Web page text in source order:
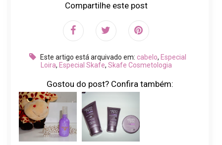
Compartilhe este post
Este artigo está arquivado em: cabelo, Especial
Loira, Especial Skafe, Skafe Cosmetologia
Gostou do post? Confira também: